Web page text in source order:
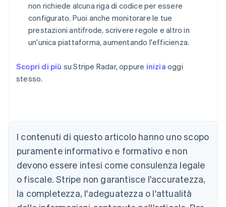
non richiede alcuna riga di codice per essere
configurato. Puoi anche monitorare le tue
prestazioni antifrode, scrivere regole e altro in
un'unica piattaforma, aumentando l'efficienza.
Scopri di più su Stripe Radar, oppure inizia oggi
stesso.
I contenuti di questo articolo hanno uno scopo
puramente informativo e formativo e non
devono essere intesi come consulenza legale
o fiscale. Stripe non garantisce l'accuratezza,
la completezza, l'adeguatezza o l'attualità
Austria
Belgio
Nederlands FrançaisDeutschEnglish
Brasile
Português English
Bulgaria
English
Canada